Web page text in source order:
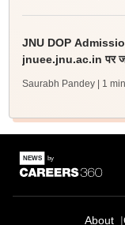
JNU DOP
jnuee.jnu.ac.in पर
Saurabh Pandey | 1
About